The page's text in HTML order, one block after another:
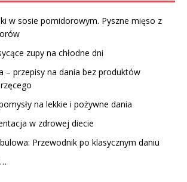
w sosie pomidorowym. Pyszne mięso z
zupy na chłodne dni
– przepisy na dania bez produktów
na lekkie i pożywne dania
w zdrowej diecie
Przewodnik po klasycznym daniu